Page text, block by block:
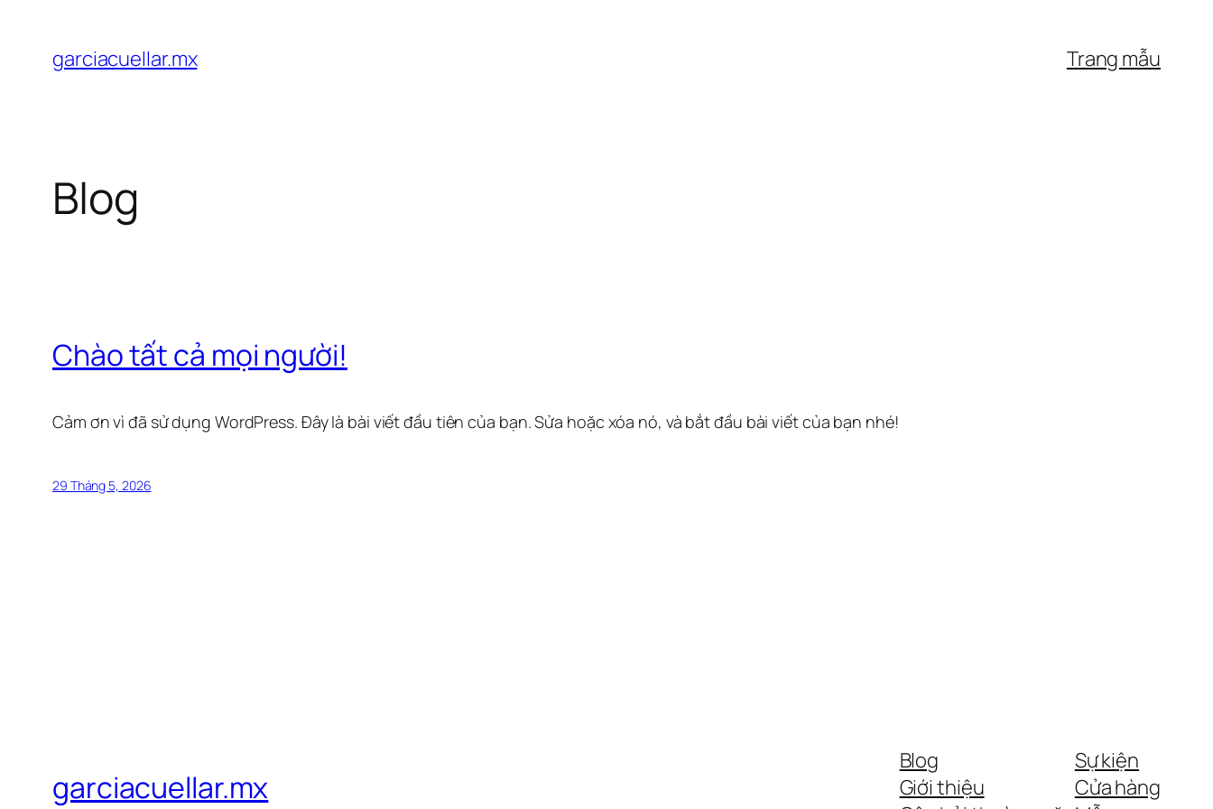
garciacuellar.mx Trang mẫu
Blog
Chào tất cả mọi người!
Cảm ơn vì đã sử dụng WordPress. Đây là bài viết đầu tiên của bạn. Sửa hoặc xóa nó, và bắt đầu bài viết của bạn nhé!
29 Tháng 5, 2026
garciacuellar.mx
Blog
Giới thiệu
Sự kiện
Cửa hàng